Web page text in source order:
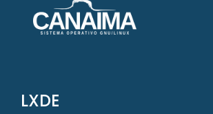
LXDE